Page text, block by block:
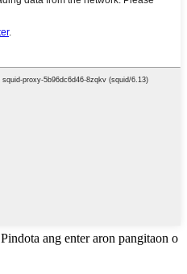
Pindota ang enter aron pangitaon o